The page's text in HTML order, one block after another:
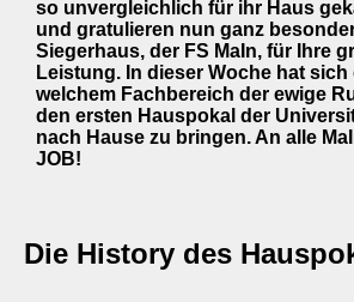
so unvergleichlich für ihr Haus
und gratulieren nun ganz
Siegerhaus, der FS MaIn, für Ihre
Leistung. In dieser Woche hat sich
welchem Fachbereich der ewige
den ersten Hauspokal der
nach Hause zu bringen. An alle
JOB!
Die History des